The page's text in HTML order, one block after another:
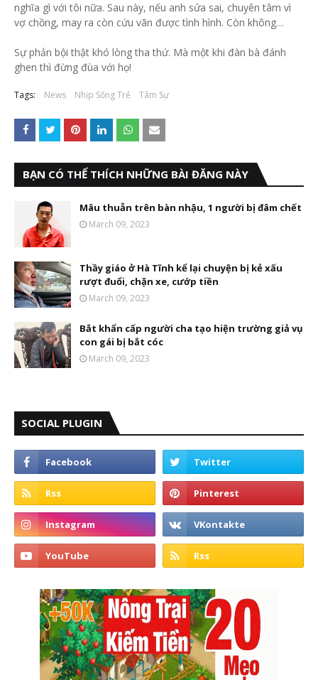
nghĩa gì với tôi nữa. Sau này, nếu anh sửa sai, chuyên tâm vì
vợ chồng, may ra còn cứu vãn được tình hình. Còn không…
Sự phản bội thật khó lòng tha thứ. Mà một khi đàn bà đánh
ghen thì đừng đùa với họ!
Tags: News Nhịp Sống Trẻ Tâm Sự
BẠN CÓ THỂ THÍCH NHỮNG BÀI ĐĂNG NÀY
Mâu thuẫn trên bàn nhậu, 1 người bị đâm chết
March 09, 2023
Thầy giáo ở Hà Tĩnh kể lại chuyện bị kẻ xấu
rượt đuổi, chặn xe, cướp tiền
March 09, 2023
Bắt khẩn cấp người cha tạo hiện trường giả vụ
con gái bị bắt cóc
March 09, 2023
SOCIAL PLUGIN